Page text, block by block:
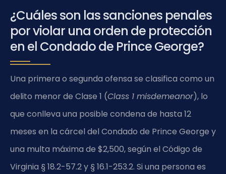
¿Cuáles son las sanciones penales
por violar una orden de protección
en el Condado de Prince George?
Una primera o segunda ofensa se clasifica como un
delito menor de Clase 1 (Class 1 misdemeanor), lo
que conlleva una posible condena de hasta 12
meses en la cárcel del Condado de Prince George y
una multa máxima de $2,500, según el Código de
Virginia § 18.2-57.2 y § 16.1-253.2. Si una persona es